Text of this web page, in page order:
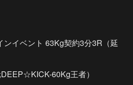
イベント 63Kg契約3分3R（延
60Kg王者）